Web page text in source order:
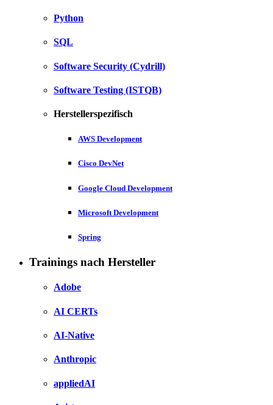
Python
SQL
Software Security (Cydrill)
Software Testing (ISTQB)
Herstellerspezifisch
AWS Development
Cisco DevNet
Google Cloud Development
Microsoft Development
Spring
Trainings nach Hersteller
Adobe
AI CERTs
AI-Native
Anthropic
appliedAI